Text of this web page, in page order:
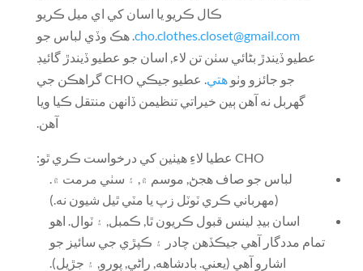
ڪال ڪريو يا اسان کي اي ميل ڪريو
cho.clothes.closet@gmail.com. هڪ وڏي لباس جو
عطيو ڏيندڙ بڻائي سٺن تن لاء, اسان جو عطيو ڏيندڙ گائيڊ
جو جائزو وٺوهتي
. عطيو جيڪي CHO گراهڪن جي
گهربل نه آهن ٻين خيراتي تنظيمن ڏانهن منتقل ڪيا ويا
آهن.
CHO عطيا لاءِ هيٺين کي درخواست ڪري ٿو:
️ لباس جو صاف هجڻ, موسم ۾, ۽ سٺي مرمت ۾.
(مھرباني ڪري ٽوٽل زپ يا مٽي ٿيل شيون نه.)
️ اسان بيڊ لينس قبول ڪريون ٿا, ڪمبل, ۽ ٽوال. اهو
تمام مددگار آهي جيڪڏهن چادر ۽ ڪپڙي جي سائيز جو
اشارو آهي (يعني. بادشاهه, راڻي, پورو, ۽ جڙيل).